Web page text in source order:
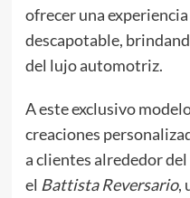
ofrecer una
descapotable,
del lujo automotriz.
A este exclusivo
creaciones
a clientes alrededor
el Battista Reversario,